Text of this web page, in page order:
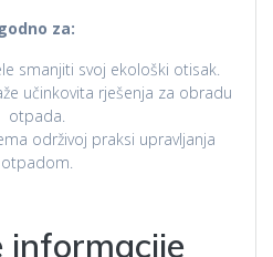
za:
smanjiti svoj ekološki otisak.
učinkovita rješenja za obradu
otpada.
održivoj praksi upravljanja
otpadom.
informacije